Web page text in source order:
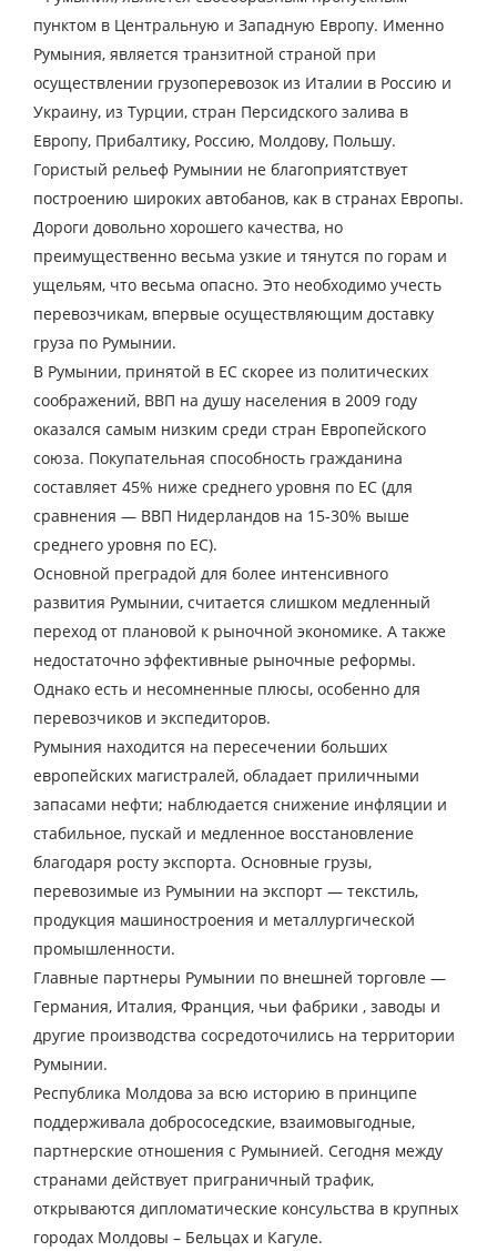
пунктом в Центральную и Западную Европу. Именно
Румыния, является транзитной страной при
осуществлении грузоперевозок из Италии в Россию и
Украину, из Турции, стран Персидского залива в
Европу, Прибалтику, Россию, Молдову, Польшу.
Гористый рельеф Румынии не благоприятствует
построению широких автобанов, как в странах Европы.
Дороги довольно хорошего качества, но
преимущественно весьма узкие и тянутся по горам и
ущельям, что весьма опасно. Это необходимо учесть
перевозчикам, впервые осуществляющим доставку
груза по Румынии.
В Румынии, принятой в ЕС скорее из политических
соображений, ВВП на душу населения в 2009 году
оказался самым низким среди стран Европейского
союза. Покупательная способность гражданина
составляет 45% ниже среднего уровня по ЕС (для
сравнения — ВВП Нидерландов на 15-30% выше
среднего уровня по ЕС).
Основной преградой для более интенсивного
развития Румынии, считается слишком медленный
переход от плановой к рыночной экономике. А также
недостаточно эффективные рыночные реформы.
Однако есть и несомненные плюсы, особенно для
перевозчиков и экспедиторов.
Румыния находится на пересечении больших
европейских магистралей, обладает приличными
запасами нефти; наблюдается снижение инфляции и
стабильное, пускай и медленное восстановление
благодаря росту экспорта. Основные грузы,
перевозимые из Румынии на экспорт — текстиль,
продукция машиностроения и металлургической
промышленности.
Главные партнеры Румынии по внешней торговле —
Германия, Италия, Франция, чьи фабрики , заводы и
другие производства сосредоточились на территории
Румынии.
Республика Молдова за всю историю в принципе
поддерживала добрососедские, взаимовыгодные,
партнерские отношения с Румынией. Сегодня между
странами действует приграничный трафик,
открываются дипломатические консульства в крупных
городах Молдовы – Бельцах и Кагуле.
Страна выгрузки
Город выгрузки
Наименование груза
Дата загрузки
Тип транспорта
Вес груза, ( т )
Контактное лицо
Контактный телефон
E-mail
Отправляя заявку, вы соглашаетесь на
обработку персональных данных.